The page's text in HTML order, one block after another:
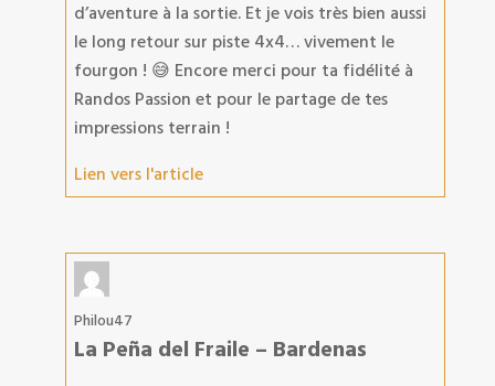
d’aventure à la sortie. Et je vois très bien aussi
le long retour sur piste 4x4… vivement le
fourgon ! 😅 Encore merci pour ta fidélité à
Randos Passion et pour le partage de tes
impressions terrain !
Lien vers l'article
Philou47
La Peña del Fraile – Bardenas